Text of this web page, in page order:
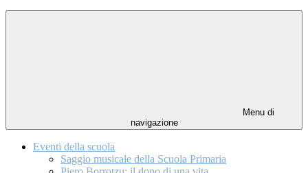
Menu di
navigazione
Eventi della scuola
Saggio musicale della Scuola Primaria